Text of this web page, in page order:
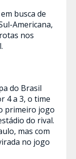
busca de
Americana,
nos
do Brasil
4 a 3, o time
primeiro jogo
do rival.
mas com
no jogo